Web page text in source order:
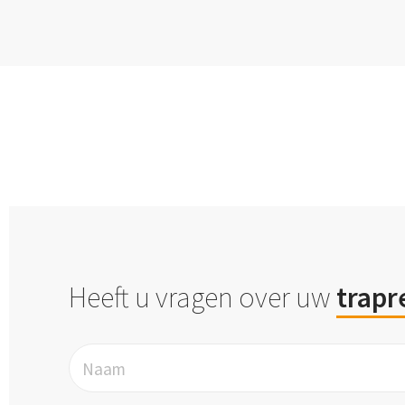
Heeft u vragen over uw
Naam